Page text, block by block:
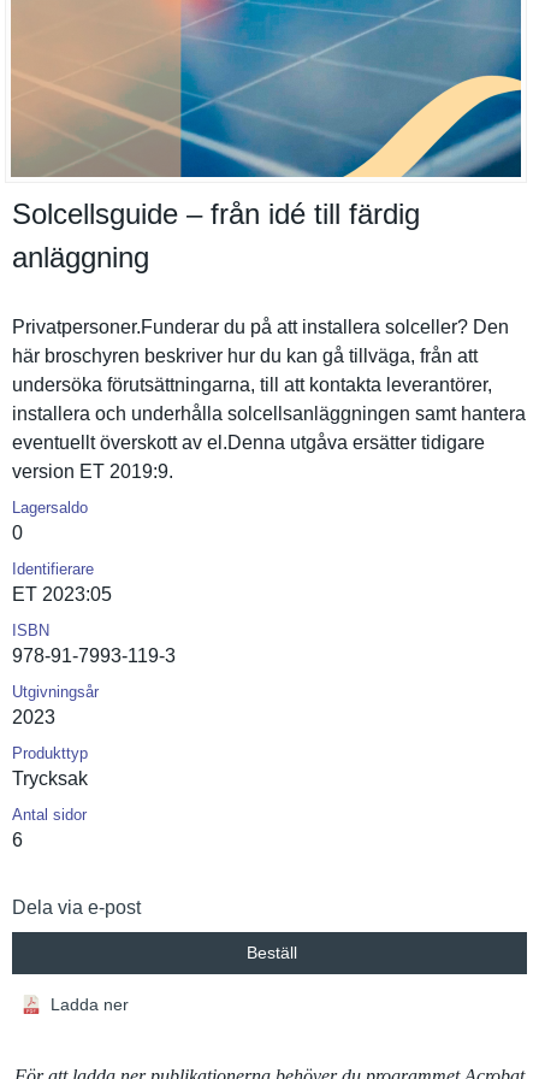
Solcellsguide – från idé till färdig
anläggning
Privatpers­oner.Funderar du på att installera solceller? Den
här broschyren beskriver hur du kan gå tillväga, från att
undersöka förutsättn­ingarna, till att kontakta leverantör­er,
installera och underhålla solcellsan­läggningen samt hantera
eventuellt överskott av el.Denna utgåva ersätter tidigare
version ET 2019:9.
Lagersaldo
0
Identifierare
ET 2023:05
ISBN
978-91-7993-119-3
Utgivningsår
2023
Produkttyp
Trycksak
Antal sidor
6
Dela via e-post
Beställ
Ladda ner